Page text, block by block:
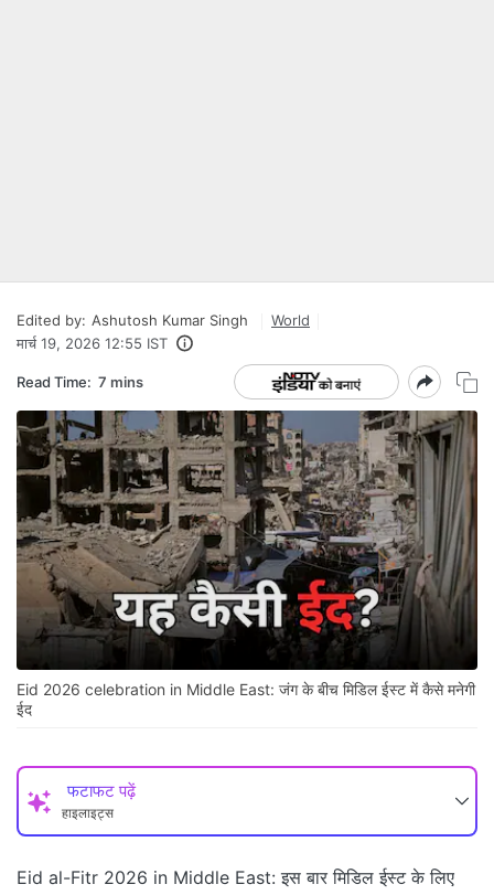
Edited by: Ashutosh Kumar Singh
World
मार्च 19, 2026 12:55 IST
Read Time: 7 mins
Eid 2026 celebration in Middle East: जंग के बीच मिडिल ईस्ट में कैसे मनेगी
ईद
फटाफट पढ़ें
हाइलाइट्स
Eid al-Fitr 2026 in Middle East: इस बार मिडिल ईस्ट के लिए